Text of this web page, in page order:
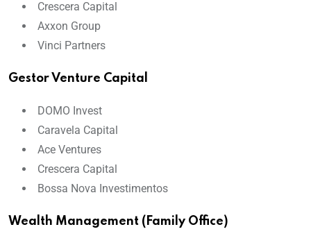
Crescera Capital
Axxon Group
Vinci Partners
Gestor Venture Capital
DOMO Invest
Caravela Capital
Ace Ventures
Crescera Capital
Bossa Nova Investimentos
Wealth Management (Family Office)